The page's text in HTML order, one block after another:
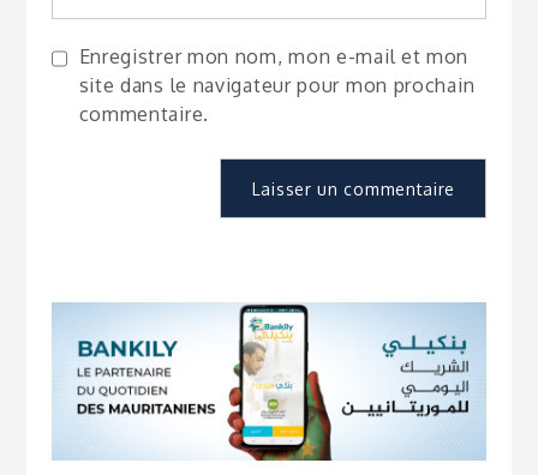
Enregistrer mon nom, mon e-mail et mon
site dans le navigateur pour mon prochain
commentaire.